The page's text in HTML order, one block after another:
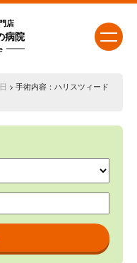
店
病院
> 手術内容：ハリスツィード